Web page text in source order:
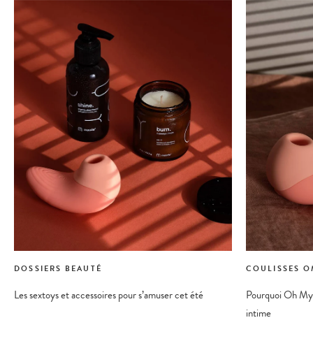
DOSSIERS BEAUTÉ
Les sextoys et accessoires pour s’amuser cet été
COULISSES
Pourquoi Oh
intime